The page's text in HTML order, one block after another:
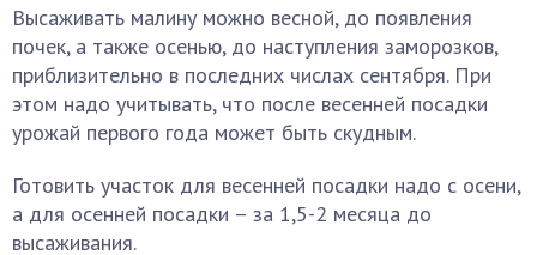
Высаживать малину можно весной, до появления
почек, а также осенью, до наступления заморозков,
приблизительно в последних числах сентября. При
этом надо учитывать, что после весенней посадки
урожай первого года может быть скудным.
Готовить участок для весенней посадки надо с осени,
а для осенней посадки – за 1,5-2 месяца до
высаживания.